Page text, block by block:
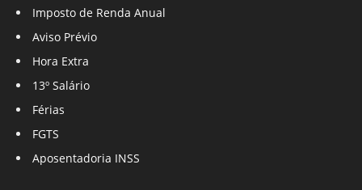
Imposto de Renda Anual
Aviso Prévio
Hora Extra
13º Salário
Férias
FGTS
Aposentadoria INSS